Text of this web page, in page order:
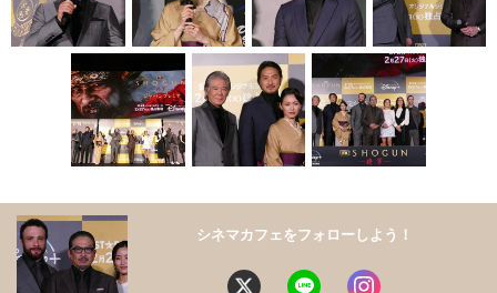
シネマカフェをフォローしよう！